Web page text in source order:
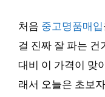
처음 중고명품매입
걸 진짜 잘 파는 건
대비 이 가격이 맞
래서 오늘은 초보